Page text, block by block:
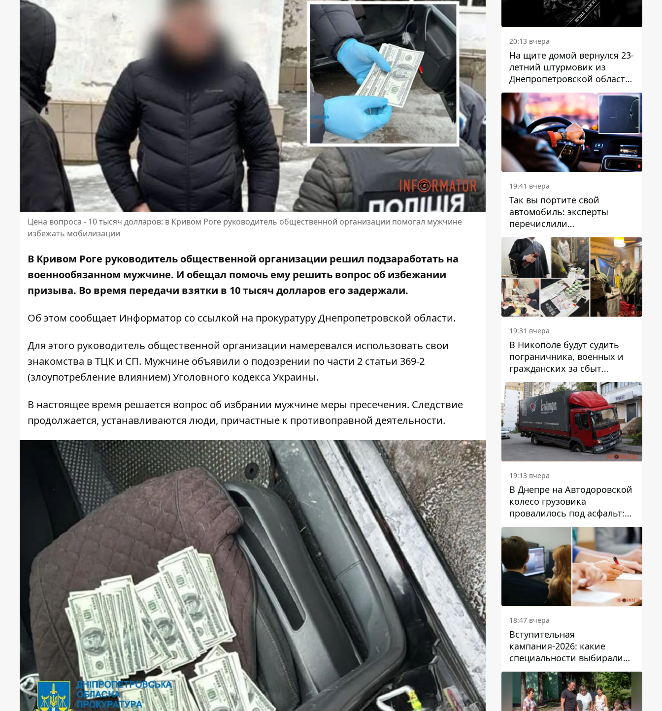
Цена вопроса - 10 тысяч долларов: в Кривом Роге руководитель общественной организации помогал мужчине
избежать мобилизации
В Кривом Роге руководитель общественной организации решил подзаработать на
военнообязанном мужчине. И обещал помочь ему решить вопрос об избежании
призыва. Во время передачи взятки в 10 тысяч долларов его задержали.
Об этом сообщает Информатор со ссылкой на прокуратуру Днепропетровской области.
Для этого руководитель общественной организации намеревался использовать свои
знакомства в ТЦК и СП. Мужчине объявили о подозрении по части 2 статьи 369-2
(злоупотребление влиянием) Уголовного кодекса Украины.
В настоящее время решается вопрос об избрании мужчине меры пресечения. Следствие
продолжается, устанавливаются люди, причастные к противоправной деятельности.
20:13 вчера
На щите домой вернулся 23-
летний штурмовик из
Днепропетровской области
Богдан Бескровный
19:41 вчера
Так вы портите свой
автомобиль: эксперты
перечислили
распространенные
привычки водителей,
которые на самом деле
вредят машине
19:31 вчера
В Никополе будут судить
пограничника, военных и
гражданских за сбыт
психотропов
19:13 вчера
В Днепре на Автодоровской
колесо грузовика
провалилось под асфальт:
движение заблокировано
18:47 вчера
Вступительная
кампания-2026: какие
специальности выбирали
абитуриенты в Украине